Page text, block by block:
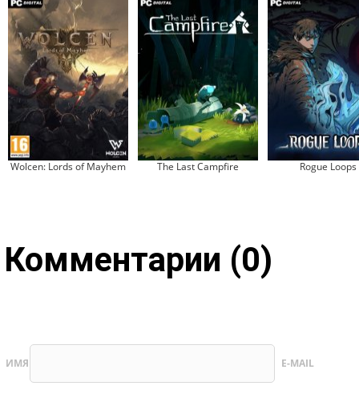
Wolcen: Lords of Mayhem The Last Campfire Rogue Loops
Комментарии (0)
ИМЯ E-MAIL